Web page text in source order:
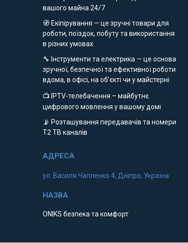
вашого майна 24/7
🧭 Екіпірування — це зручні товари для
роботи, поїздок, побуту та використання
в різних умовах
🔧 Інструменти та електрика — це основа
зручної, безпечної та ефективної роботи
вдома, в офісі, на об’єкті чи у майстерні
📺 IPTV-телебачення – майбутнє
цифрового мовлення у вашому домі
📡 Розташування передавачів та номери
Т2 ТВ каналів
ул. Василя Чапленко 4, Дніпро, Україна
ONIKS безпека та комфорт